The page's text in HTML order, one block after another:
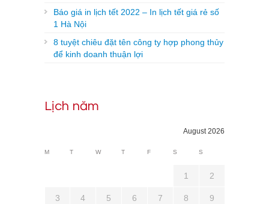
Báo giá in lịch tết 2022 – In lịch tết giá rẻ số
1 Hà Nội
8 tuyệt chiêu đặt tên công ty hợp phong thủy
để kinh doanh thuận lợi
Lịch năm
August 2026
M T W T F S S
1 2
3 4 5 6 7 8 9